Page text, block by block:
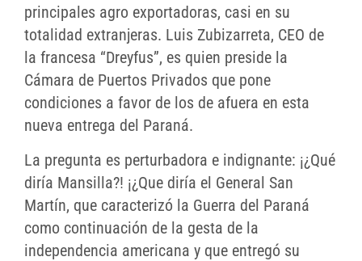
principales agro exportadoras, casi en su
totalidad extranjeras. Luis Zubizarreta, CEO de
la francesa “Dreyfus”, es quien preside la
Cámara de Puertos Privados que pone
condiciones a favor de los de afuera en esta
nueva entrega del Paraná.
La pregunta es perturbadora e indignante: ¡¿Qué
diría Mansilla?! ¡¿Que diría el General San
Martín, que caracterizó la Guerra del Paraná
como continuación de la gesta de la
independencia americana y que entregó su